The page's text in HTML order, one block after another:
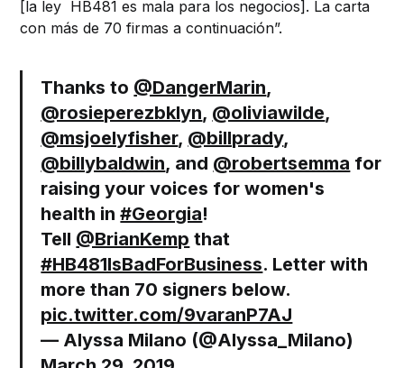
[la ley HB481 es mala para los negocios]. La carta
con más de 70 firmas a continuación”.
Thanks to @DangerMarin,
@rosieperezbklyn, @oliviawilde,
@msjoelyfisher, @billprady,
@billybaldwin, and @robertsemma for
raising your voices for women's
health in#Georgia!
Tell @BrianKemp that
#HB481IsBadForBusiness. Letter with
more than 70 signers below.
pic.twitter.com/9varanP7AJ
— Alyssa Milano (@Alyssa_Milano)